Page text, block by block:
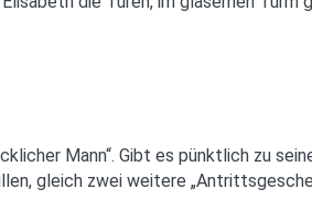
Mann“. Gibt es pünktlich zu
gleich zwei weitere